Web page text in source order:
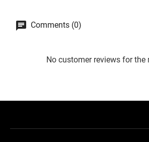
Comments (0)
No customer reviews for the